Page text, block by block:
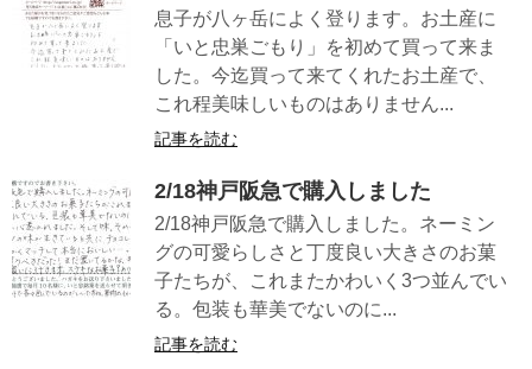
息子が八ヶ岳によく登ります。お土産に
「いと忠巣ごもり」を初めて買って来ま
した。今迄買って来てくれたお土産で、
これ程美味しいものはありません...
記事を読む
2/18神戸阪急で購入しました
2/18神戸阪急で購入しました。ネーミン
グの可愛らしさと丁度良い大きさのお菓
子たちが、これまたかわいく3つ並んでい
る。包装も華美でないのに...
記事を読む